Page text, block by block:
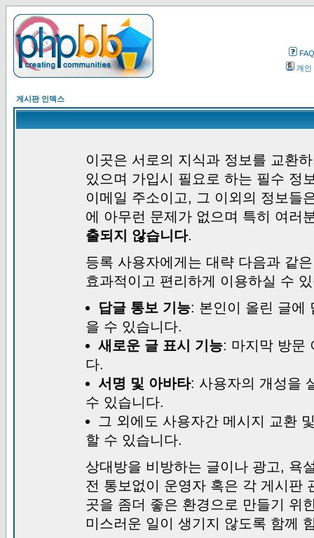
FAQ
개인
게시판 인덱스
이곳은 서로의 지식과 정보를 교환
있으며 가입시 필요로 하는 필수 정
이메일 주소이고, 그 이외의 정보들
에 아무런 문제가 없으며 특히 여러
출되지 않습니다.
등록 사용자에게는 대략 다음과 같
효과적이고 편리하게 이용하실 수
답글 통보 기능: 본인이 올린 글에
을 수 있습니다.
새로운 글 표시 기능: 마지막 방문
다.
서명 및 아바타: 사용자의 개성을
수 있습니다.
그 외에도 사용자간 메시지 교환
할 수 있습니다.
상대방을 비방하는 글이나 광고, 욕
전 통보없이 운영자 혹은 각 게시판
곳을 좀더 좋은 환경으로 만들기 위
미스러운 일이 생기지 않도록 함께